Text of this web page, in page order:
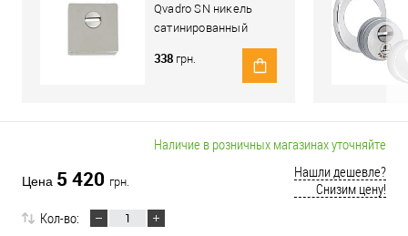
Qvadro SN никель
сатинированный
338 грн.
Наличие в розничных магазинах уточняйте
Цена 5 420 грн.
Нашли дешевле?
Снизим цену!
Кол-во: